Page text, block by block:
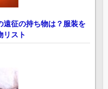
遠征の持ち物は？服装を
リスト